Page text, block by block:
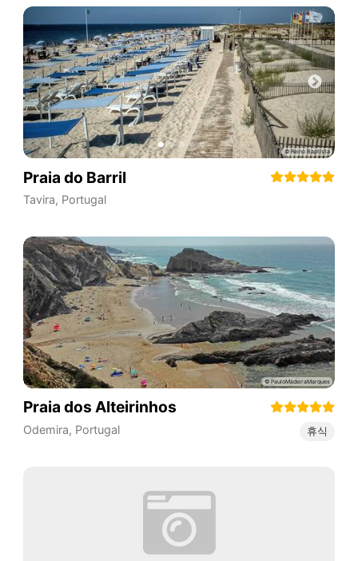
Praia do Barril
Tavira, Portugal
Praia dos Alteirinhos
Odemira, Portugal 휴식